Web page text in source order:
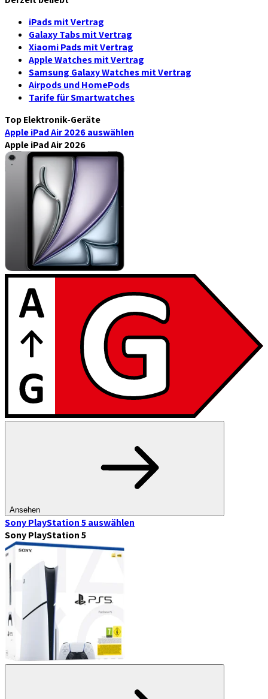
iPads mit Vertrag
Galaxy Tabs mit Vertrag
Xiaomi Pads mit Vertrag
Apple Watches mit Vertrag
Samsung Galaxy Watches mit Vertrag
Airpods und HomePods
Tarife für Smartwatches
Top Elektronik-Geräte
Apple iPad Air 2026auswählen
Apple iPad Air 2026
Ansehen
Sony PlayStation 5auswählen
Sony PlayStation 5